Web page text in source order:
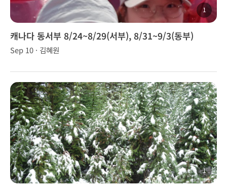
1
캐나다 동서부 8/24~8/29(서부), 8/31~9/3(동부)
Sep 10 · 김혜원
1